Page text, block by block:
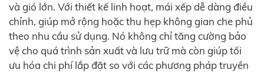
và gió lớn. Với thiết kế linh hoạt, mái xếp dễ dàng điều
chỉnh, giúp mở rộng hoặc thu hẹp không gian che phủ
theo nhu cầu sử dụng. Nó không chỉ tăng cường bảo
vệ cho quá trình sản xuất và lưu trữ mà còn giúp tối
ưu hóa chi phí lắp đặt so với các phương pháp truyền